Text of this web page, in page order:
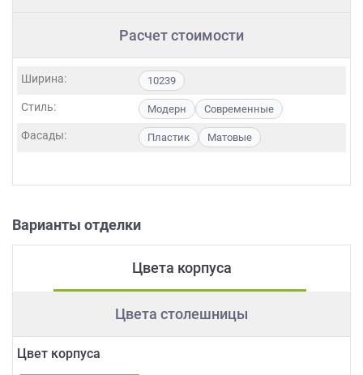
Расчет стоимости
Ширина: 10239
Стиль: Модерн Современные
Фасады: Пластик Матовые
Варианты отделки
Цвета корпуса
Цвета столешницы
Цвет корпуса